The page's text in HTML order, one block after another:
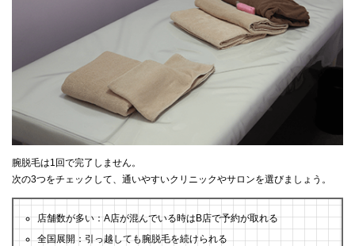
腕脱毛は1回で完了しません。
次の3つをチェックして、通いやすいクリニックやサロンを選びましょう。
店舗数が多い：A店が混んでいる時はB店で予約が取れる
全国展開：引っ越しても腕脱毛を続けられる